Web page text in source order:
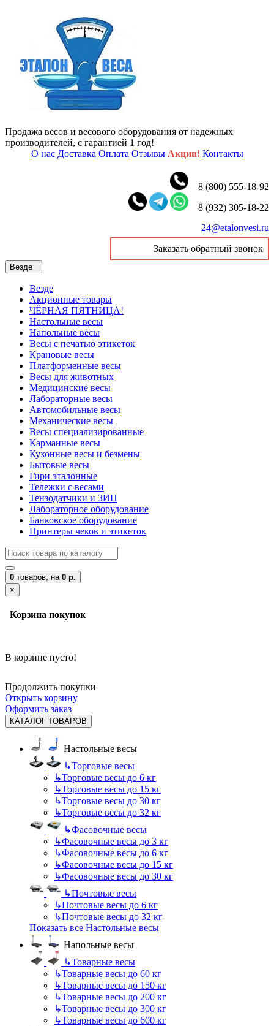
Продажа весов и весового оборудования от надежных
производителей, с гарантией 1 год!
О нас Доставка Оплата Отзывы Акции! Контакты
8 (800) 555-18-92
8 (932) 305-18-22
24@etalonvesi.ru
Заказать обратный звонок
Везде
Везде
Акционные товары
ЧЁРНАЯ ПЯТНИЦА!
Настольные весы
Напольные весы
Весы с печатью этикеток
Крановые весы
Платформенные весы
Весы для животных
Медицинские весы
Лабораторные весы
Автомобильные весы
Механические весы
Весы специализированные
Карманные весы
Кухонные весы и безмены
Бытовые весы
Гири эталонные
Тележки с весами
Тензодатчики и ЗИП
Лабораторное оборудование
Банковское оборудование
Принтеры чеков и этикеток
0 товаров, на 0 р.
×
Корзина покупок
В корзине пусто!
Продолжить покупки
Открыть корзину
Оформить заказ
КАТАЛОГ ТОВАРОВ
Настольные весы
↳Торговые весы
↳Торговые весы до 6 кг
↳Торговые весы до 15 кг
↳Торговые весы до 30 кг
↳Торговые весы до 32 кг
↳Фасовочные весы
↳Фасовочные весы до 3 кг
↳Фасовочные весы до 6 кг
↳Фасовочные весы до 15 кг
↳Фасовочные весы до 30 кг
↳Почтовые весы
↳Почтовые весы до 6 кг
↳Почтовые весы до 32 кг
Показать все Настольные весы
Напольные весы
↳Товарные весы
↳Товарные весы до 60 кг
↳Товарные весы до 150 кг
↳Товарные весы до 200 кг
↳Товарные весы до 300 кг
↳Товарные весы до 600 кг